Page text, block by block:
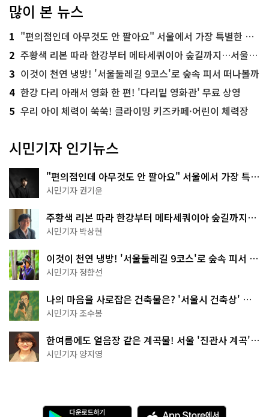
많이 본 뉴스
1 "편의점인데 아무것도 안 팔아요" 서울에서 가장 특별한 편의점의 정체
2 주황색 리본 따라 한강부터 메타세쿼이아 숲길까지…서울둘레길 15코스
3 이것이 천연 냉방! '서울둘레길 9코스'로 숲속 피서 떠나볼까
4 한강 다리 아래서 영화 한 편! '다리밑 영화관' 무료 상영
5 우리 아이 체력이 쑥쑥! 클라이밍 키즈카페·어린이 체력장
시민기자 인기뉴스
"편의점인데 아무것도 안 팔아요" 서울에서 가장 특별
한 편의점의 정체
시민기자 권기윤
주황색 리본 따라 한강부터 메타세쿼이아 숲길까지…
서울둘레길 15코스
시민기자 박상현
이것이 천연 냉방! '서울둘레길 9코스'로 숲속 피서 떠
나볼까
시민기자 정향선
나의 마음을 사로잡은 건축물은? '서울시 건축상' 수
상작 공개!
시민기자 조수봉
한여름에도 얼음장 같은 계곡물! 서울 '진관사 계곡'이
천국이네~
시민기자 양지영
다 A